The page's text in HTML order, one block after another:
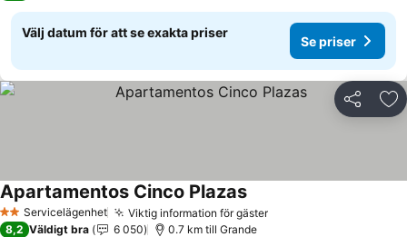
Välj datum för att se exakta priser
Se priser
Dela
2 StjärnorServicelägenhet Viktig information för gäster
Apartamentos Cinco Plazas
8,2 Väldigt bra 6 050 0.7 km till Grande